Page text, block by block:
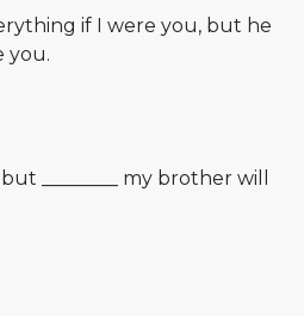
if I were you, but he
you.
________ my brother will